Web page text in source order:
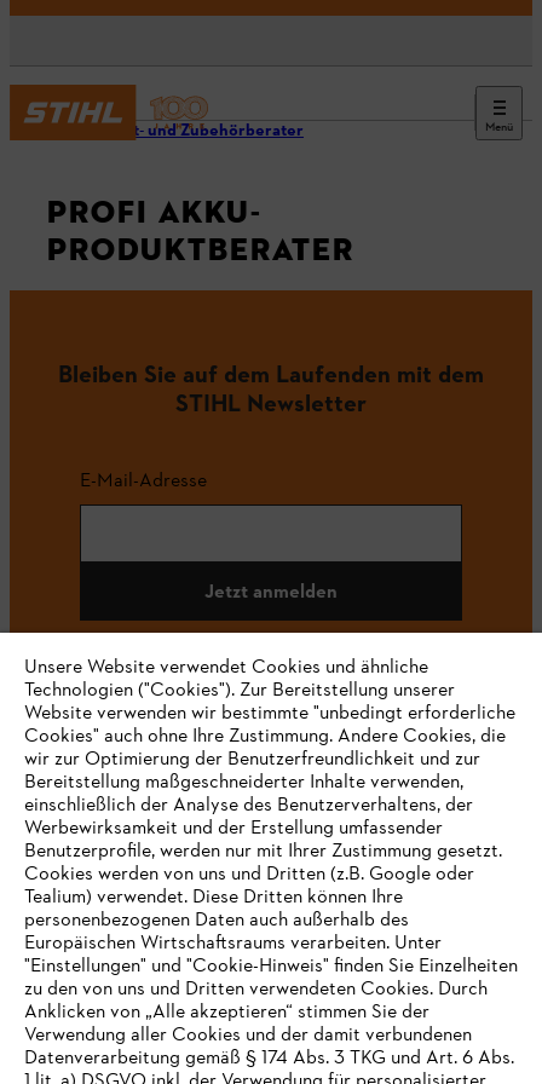
Menü
Produkt- und Zubehörberater
PROFI AKKU-
PRODUKTBERATER
Bleiben Sie auf dem Laufenden mit dem
STIHL Newsletter
E-Mail-Adresse
Jetzt anmelden
#STIHL
Unternehmen
Häufig gestellte Fragen
Unsere Website verwendet Cookies und ähnliche
Technologien ("Cookies"). Zur Bereitstellung unserer
Website verwenden wir bestimmte "unbedingt erforderliche
Cookies" auch ohne Ihre Zustimmung. Andere Cookies, die
wir zur Optimierung der Benutzerfreundlichkeit und zur
Bereitstellung maßgeschneiderter Inhalte verwenden,
einschließlich der Analyse des Benutzerverhaltens, der
Werbewirksamkeit und der Erstellung umfassender
Benutzerprofile, werden nur mit Ihrer Zustimmung gesetzt.
Cookies werden von uns und Dritten (z.B. Google oder
Tealium) verwendet. Diese Dritten können Ihre
personenbezogenen Daten auch außerhalb des
Europäischen Wirtschaftsraums verarbeiten. Unter
"Einstellungen" und "Cookie-Hinweis" finden Sie Einzelheiten
zu den von uns und Dritten verwendeten Cookies. Durch
Anklicken von „Alle akzeptieren“ stimmen Sie der
Verwendung aller Cookies und der damit verbundenen
Datenverarbeitung gemäß § 174 Abs. 3 TKG und Art. 6 Abs.